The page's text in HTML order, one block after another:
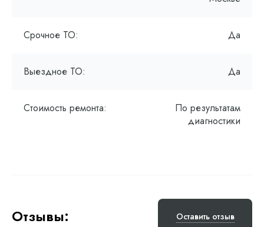
Срочное ТО: Да
Выездное ТО: Да
Стоимость ремонта:
По результатам
диагностики
Отзывы: Оставить отзыв